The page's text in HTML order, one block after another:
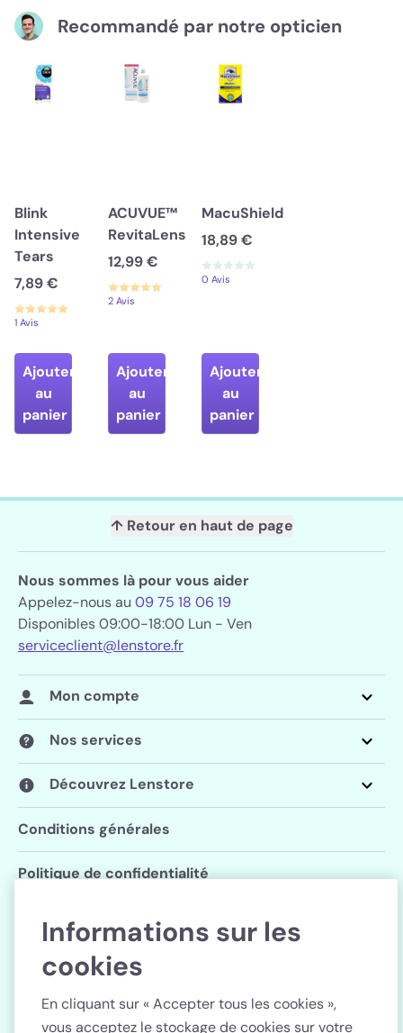
Recommandé par notre opticien
Blink
Intensive
Tears
7,89 €
1 Avis
Ajouter
au
panier
ACUVUE™
RevitaLens
12,99 €
2 Avis
Ajouter
au
panier
MacuShield
18,89 €
0 Avis
Ajouter
au
panier
↑ Retour en haut de page
Nous sommes là pour vous aider
Appelez-nous au 09 75 18 06 19
Disponibles 09:00-18:00 Lun - Ven
serviceclient@lenstore.fr
Mon compte
Nos services
Découvrez Lenstore
Conditions générales
Politique de confidentialité
Paramètres des cookies
Suivez Lenstore
Informations sur les
cookies
En cliquant sur « Accepter tous les cookies »,
vous acceptez le stockage de cookies sur votre